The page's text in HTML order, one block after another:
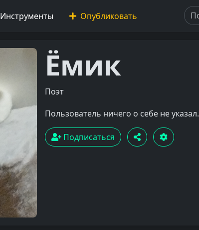
Инструменты Опубликовать
Ёмик
Поэт
Пользователь ничего о себе не указал.
Подписаться